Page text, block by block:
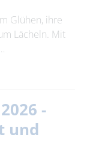
Glühen, ihre
Lächeln. Mit
-
und